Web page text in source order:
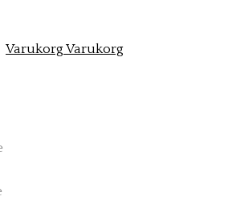
VarukorgVarukorg